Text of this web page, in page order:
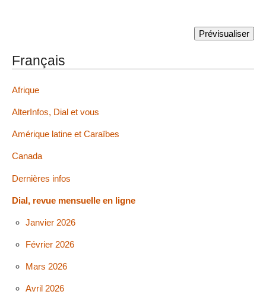
Français
Afrique
AlterInfos, Dial et vous
Amérique latine et Caraïbes
Canada
Dernières infos
Dial, revue mensuelle en ligne
Janvier 2026
Février 2026
Mars 2026
Avril 2026